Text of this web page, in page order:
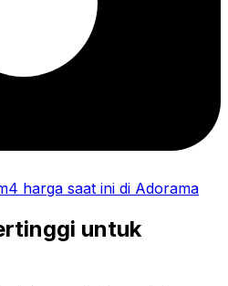
harga saat ini di Adorama
untuk